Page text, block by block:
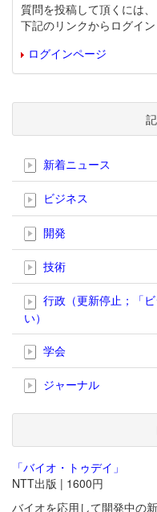
質問を投稿して頂くには、
下記のリンクからログイン
ログインページ
新着ニュース
ビジネス
開発
技術
行政（更新停止；「
い）
学会
ジャーナル
「バイオ・トゥデイ」
NTT出版 | 1600円
バイオを応用して開発中の